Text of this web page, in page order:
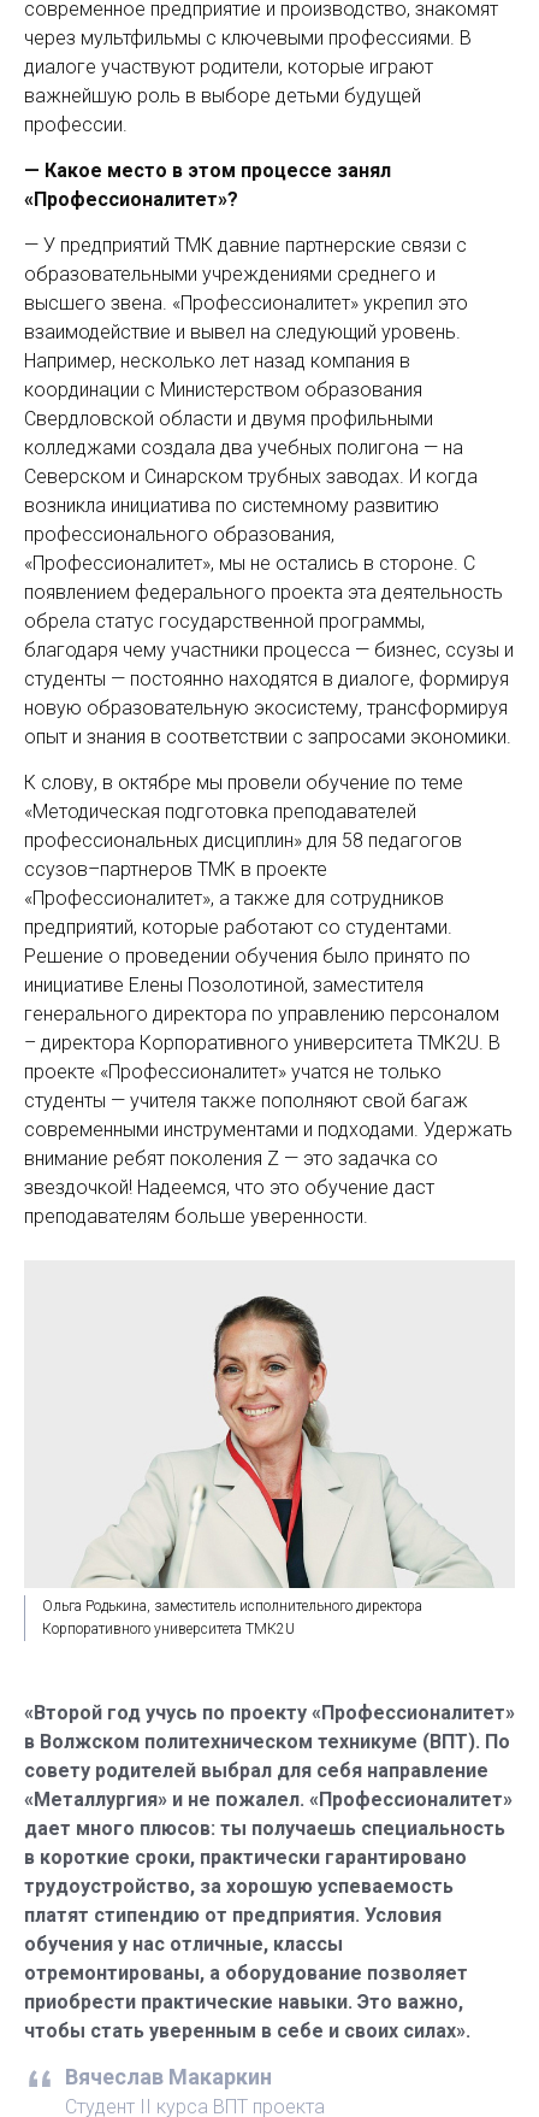
современное предприятие и производство, знакомят
через мультфильмы с ключевыми профессиями. В
диалоге участвуют родители, которые играют
важнейшую роль в выборе детьми будущей
профессии.
— Какое место в этом процессе занял
«Профессионалитет»?
— У предприятий ТМК давние партнерские связи с
образовательными учреждениями среднего и
высшего звена. «Профессионалитет» укрепил это
взаимодействие и вывел на следующий уровень.
Например, несколько лет назад компания в
координации с Министерством образования
Свердловской области и двумя профильными
колледжами создала два учебных полигона — на
Северском и Синарском трубных заводах. И когда
возникла инициатива по системному развитию
профессионального образования,
«Профессионалитет», мы не остались в стороне. С
появлением федерального проекта эта деятельность
обрела статус государственной программы,
благодаря чему участники процесса — бизнес, ссузы и
студенты — постоянно находятся в диалоге, формируя
новую образовательную экосистему, трансформируя
опыт и знания в соответствии с запросами экономики.
К слову, в октябре мы провели обучение по теме
«Методическая подготовка преподавателей
профессиональных дисциплин» для 58 педагогов
ссузов–партнеров ТМК в проекте
«Профессионалитет», а также для сотрудников
предприятий, которые работают со студентами.
Решение о проведении обучения было принято по
инициативе Елены Позолотиной, заместителя
генерального директора по управлению персоналом
– директора Корпоративного университета ТМК2U. В
проекте «Профессионалитет» учатся не только
студенты — учителя также пополняют свой багаж
современными инструментами и подходами. Удержать
внимание ребят поколения Z — это задачка со
звездочкой! Надеемся, что это обучение даст
преподавателям больше уверенности.
Ольга Родькина, заместитель исполнительного директора
Корпоративного университета ТМК2U
«Второй год учусь по проекту «Профессионалитет»
в Волжском политехническом техникуме (ВПТ). По
совету родителей выбрал для себя направление
«Металлургия» и не пожалел. «Профессионалитет»
дает много плюсов: ты получаешь специальность
в короткие сроки, практически гарантировано
трудоустройство, за хорошую успеваемость
платят стипендию от предприятия. Условия
обучения у нас отличные, классы
отремонтированы, а оборудование позволяет
приобрести практические навыки. Это важно,
чтобы стать уверенным в себе и своих силах».
Вячеслав Макаркин
Студент II курса ВПТ проекта